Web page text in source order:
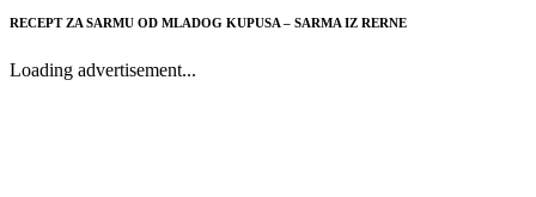
RECEPT ZA SARMU OD MLADOG KUPUSA – SARMA IZ RERNE
Loading advertisement...